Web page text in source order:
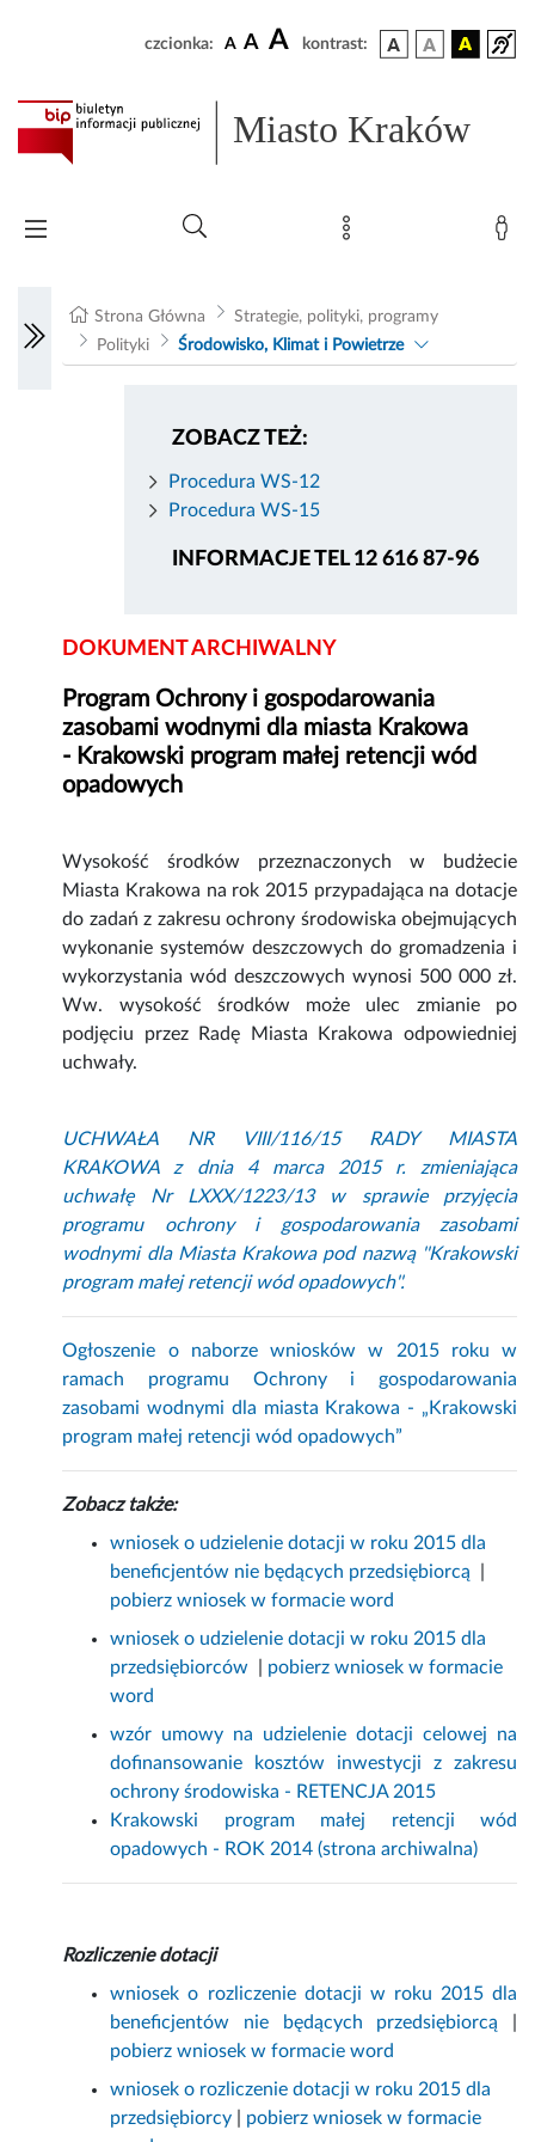
czcionka: A A A kontrast:
Miasto Kraków
Strona Główna
Strategie, polityki, programy
Polityki
Środowisko, Klimat i Powietrze
ZOBACZ TEŻ:
Procedura WS-12
Procedura WS-15
INFORMACJE TEL 12 616 87-96
DOKUMENT ARCHIWALNY
Program Ochrony i gospodarowania
zasobami wodnymi dla miasta Krakowa
- Krakowski program małej retencji wód
opadowych
Wysokość środków przeznaczonych w budżecie
Miasta Krakowa na rok 2015 przypadająca na dotacje
do zadań z zakresu ochrony środowiska obejmujących
wykonanie systemów deszczowych do gromadzenia i
wykorzystania wód deszczowych wynosi 500 000 zł.
Ww. wysokość środków może ulec zmianie po
podjęciu przez Radę Miasta Krakowa odpowiedniej
uchwały.
UCHWAŁA NR VIII/116/15 RADY MIASTA
KRAKOWA z dnia 4 marca 2015 r. zmieniająca
uchwałę Nr LXXX/1223/13 w sprawie przyjęcia
programu ochrony i gospodarowania zasobami
wodnymi dla Miasta Krakowa pod nazwą ''Krakowski
program małej retencji wód opadowych''.
Ogłoszenie o naborze wniosków w 2015 roku w
ramach programu Ochrony i gospodarowania
zasobami wodnymi dla miasta Krakowa - „Krakowski
program małej retencji wód opadowych”
Zobacz także:
wniosek o udzielenie dotacji w roku 2015 dla
beneficjentów nie będących przedsiębiorcą
pobierz wniosek w formacie word
wniosek o udzielenie dotacji w roku 2015 dla
przedsiębiorców
pobierz wniosek w formacie
word
wzór umowy na udzielenie dotacji celowej na
dofinansowanie kosztów inwestycji z zakresu
ochrony środowiska - RETENCJA 2015
Krakowski program małej retencji wód
opadowych - ROK 2014 (strona archiwalna)
Rozliczenie dotacji
wniosek o rozliczenie dotacji w roku 2015 dla
beneficjentów nie będących przedsiębiorcą
pobierz wniosek w formacie word
wniosek o rozliczenie dotacji w roku 2015 dla
przedsiębiorcy
pobierz wniosek w formacie